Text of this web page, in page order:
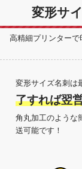
変形サ
高精細プリンター
変形サイズ名刺は
了すれば翌
角丸加工のような
送可能です！